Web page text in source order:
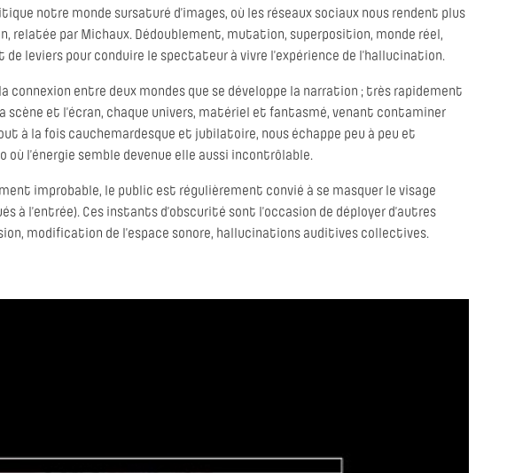
notre monde sursaturé d’images, où les réseaux sociaux nous rendent plus
relatée par Michaux. Dédoublement, mutation, superposition, monde réel,
leviers pour conduire le spectateur à vivre l’expérience de l’hallucination.
connexion entre deux mondes que se développe la narration ; très rapidement
scène et l’écran, chaque univers, matériel et fantasmé, venant contaminer
à la fois cauchemardesque et jubilatoire, nous échappe peu à peu et
où l’énergie semble devenue elle aussi incontrôlable.
improbable, le public est régulièrement convié à se masquer le visage
à l’entrée). Ces instants d’obscurité sont l’occasion de déployer d’autres
modification de l’espace sonore, hallucinations auditives collectives.